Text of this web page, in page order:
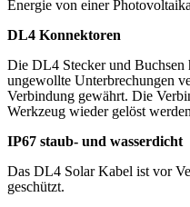
Energie von einer
DL4 Konnektoren
Die DL4 Stecker und Buchsen
ungewollte Unterbrechungen
Verbindung gewährt. Die
Werkzeug wieder gelöst
IP67 staub- und wasserdicht
Das DL4 Solar Kabel ist vor
geschützt.